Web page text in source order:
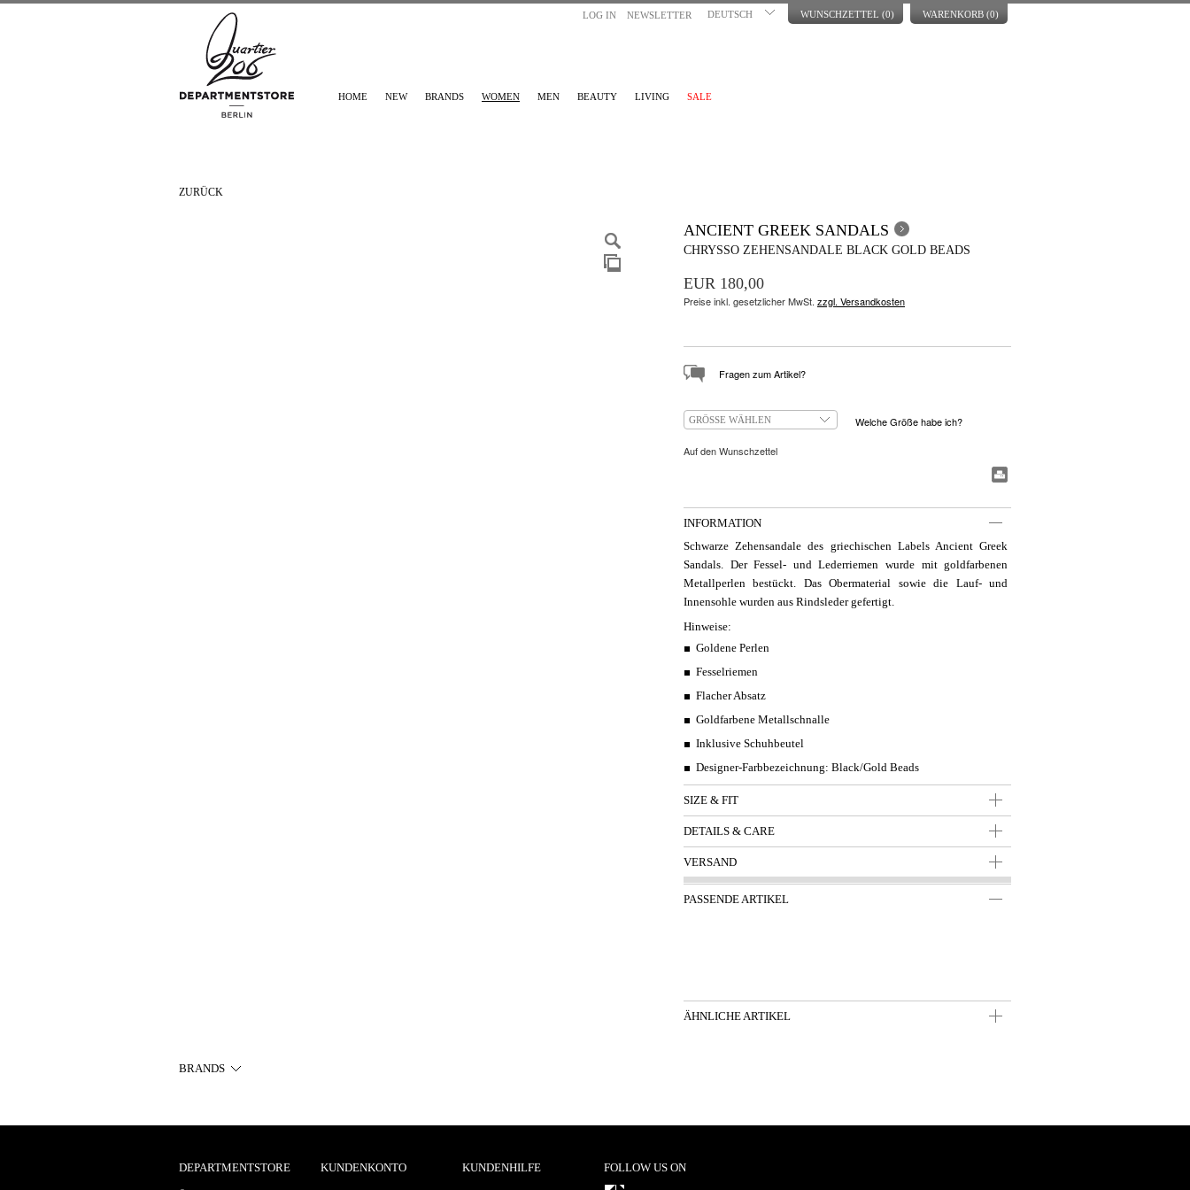
LOG IN NEWSLETTER DEUTSCH WUNSCHZETTEL (0) WARENKORB (0)
HOME NEW BRANDS WOMEN MEN BEAUTY LIVING SALE
ZURÜCK
ANCIENT GREEK SANDALS
CHRYSSO ZEHENSANDALE BLACK GOLD BEADS
EUR 180,00
Preise inkl. gesetzlicher MwSt. zzgl. Versandkosten
Fragen zum Artikel?
GRÖSSE WÄHLEN Welche Größe habe ich?
Auf den Wunschzettel
INFORMATION
Schwarze Zehensandale des griechischen Labels Ancient Greek
Sandals. Der Fessel- und Lederriemen wurde mit goldfarbenen
Metallperlen bestückt. Das Obermaterial sowie die Lauf- und
Innensohle wurden aus Rindsleder gefertigt.
Hinweise:
Goldene Perlen
Fesselriemen
Flacher Absatz
Goldfarbene Metallschnalle
Inklusive Schuhbeutel
Designer-Farbbezeichnung: Black/Gold Beads
SIZE & FIT
DETAILS & CARE
VERSAND
PASSENDE ARTIKEL
ÄHNLICHE ARTIKEL
BRANDS
DEPARTMENTSTORE KUNDENKONTO KUNDENHILFE FOLLOW US ON